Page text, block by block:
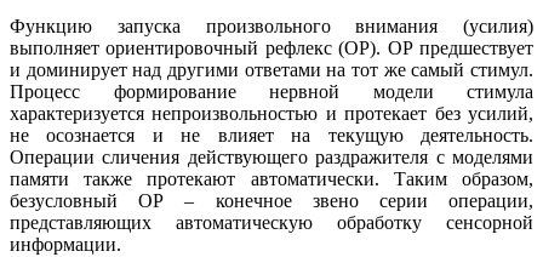
Функцию запуска произвольного внимания (усилия)
выполняет ориентировочный рефлекс (ОР). ОР предшествует
и доминирует над другими ответами на тот же самый стимул.
Процесс формирование нервной модели стимула
характеризуется непроизвольностью и протекает без усилий,
не осознается и не влияет на текущую деятельность.
Операции сличения действующего раздражителя с моделями
памяти также протекают автоматически. Таким образом,
безусловный ОР – конечное звено серии операции,
представляющих автоматическую обработку сенсорной
информации.